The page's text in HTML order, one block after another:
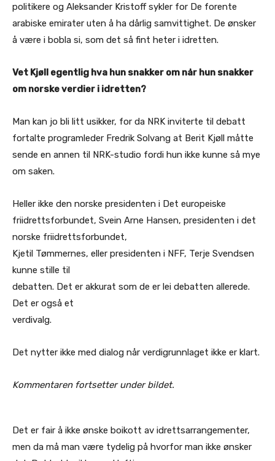
politikere og Aleksander Kristoff sykler for De forente
arabiske emirater uten å ha dårlig samvittighet. De ønsker
å være i bobla si, som det så fint heter i idretten.
Vet Kjøll egentlig hva hun snakker om når hun snakker
om norske verdier i idretten?
Man kan jo bli litt usikker, for da NRK inviterte til debatt
fortalte programleder Fredrik Solvang at Berit Kjøll måtte
sende en annen til NRK-studio fordi hun ikke kunne så mye
om saken.
Heller ikke den norske presidenten i Det europeiske
friidrettsforbundet, Svein Arne Hansen, presidenten i det
norske friidrettsforbundet,
Kjetil Tømmernes, eller presidenten i NFF, Terje Svendsen
kunne stille til
debatten. Det er akkurat som de er lei debatten allerede.
Det er også et
verdivalg.
Det nytter ikke med dialog når verdigrunnlaget ikke er klart.
Kommentaren fortsetter under bildet.
Det er fair å ikke ønske boikott av idrettsarrangementer,
men da må man være tydelig på hvorfor man ikke ønsker